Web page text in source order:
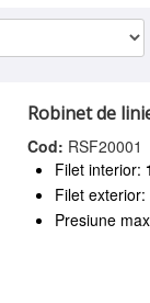
Robinet de
Cod: RSF20001
Filet interior:
Filet exterior:
Presiune